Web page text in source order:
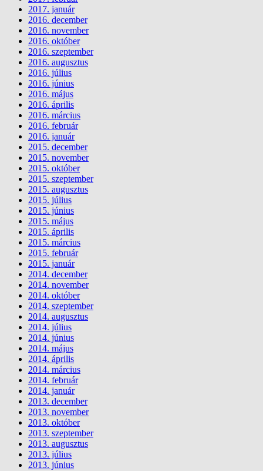
2017. január
2016. december
2016. november
2016. október
2016. szeptember
2016. augusztus
2016. július
2016. június
2016. május
2016. április
2016. március
2016. február
2016. január
2015. december
2015. november
2015. október
2015. szeptember
2015. augusztus
2015. július
2015. június
2015. május
2015. április
2015. március
2015. február
2015. január
2014. december
2014. november
2014. október
2014. szeptember
2014. augusztus
2014. július
2014. június
2014. május
2014. április
2014. március
2014. február
2014. január
2013. december
2013. november
2013. október
2013. szeptember
2013. augusztus
2013. július
2013. június